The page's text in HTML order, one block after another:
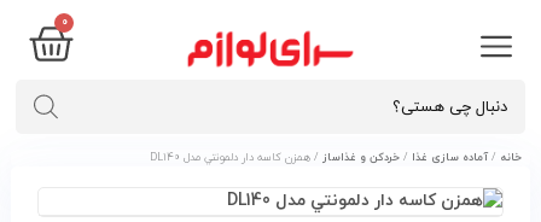
۰
خانه / آماده سازی غذا / خردکن و غذاساز / همزن کاسه دار دلمونتي مدل DL140